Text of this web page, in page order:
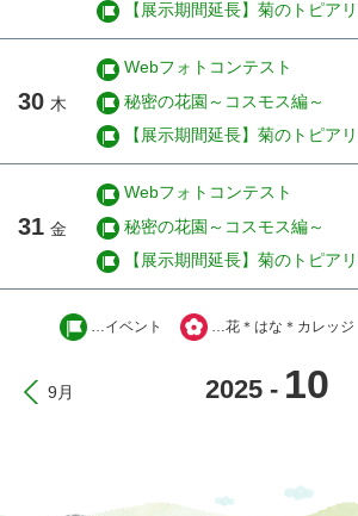
【展示期間延長】菊のトピア
30 木
Webフォトコンテスト
秘密の花園～コスモス編～
【展示期間延長】菊のトピア
31 金
Webフォトコンテスト
秘密の花園～コスモス編～
【展示期間延長】菊のトピア
…イベント …花＊はな＊カレッ
9月 2025 - 10